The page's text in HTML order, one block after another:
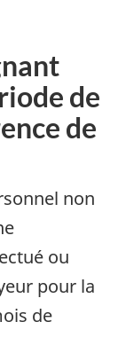
de
de
non
ou
pour la
de